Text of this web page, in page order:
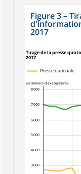
Figure 3–
2017
Tirage de la presse
2017
3 000
4 000
5 000
6 000
7 000
8 000
en milliers d'exemplaires
Presse nationale